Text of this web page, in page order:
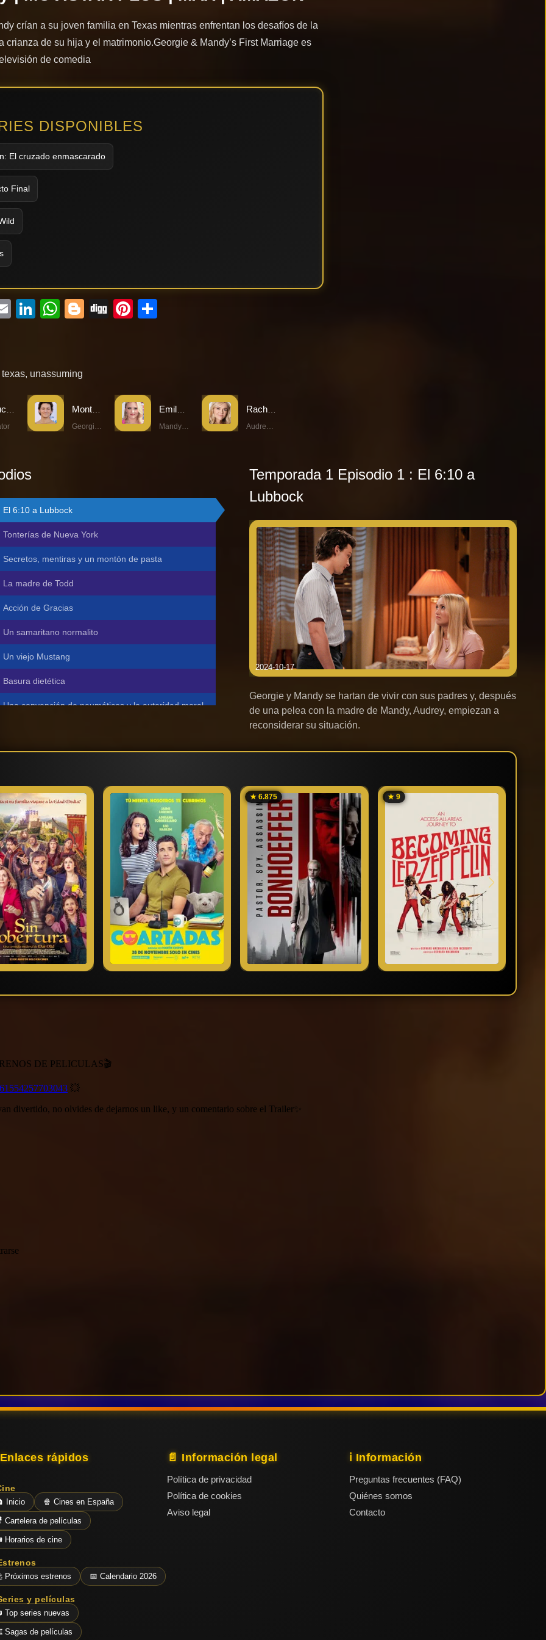
crían a su joven familia en Texas mientras enfrentan los desafíos de la
crianza de su hija y el matrimonio.Georgie & Mandy’s First Marriage es
de comedia
DISPONIBLES
El cruzado enmascarado
Final
EmailLinkedIn
WhatsApp
Blogger
DiggPinterest
texas, unassuming
Rachel Bay Jones
El 6:10 a Lubbock
Tonterías de Nueva York
Secretos, mentiras y un montón de pasta
La madre de Todd
Acción de Gracias
Un samaritano normalito
Un viejo Mustang
Basura dietética
Una convención de neumáticos y la autoridad moral
Trabajando para el enemigo
Talleres McAllister adora a las mujeres
Una casa de apuestas y una ruptura
La diosa de la tienda de música
Discusión sobre bebés
Dos idiotas en una moto
Paga la tele
Chivata contra moroso
A las mujeres les encanta el desalmuerzo
Botas de culpabilidad
Temporada 1 Episodio 1 : El 6:10 a
Lubbock
2024-10-17
Georgie y Mandy se hartan de vivir con sus padres y, después
de una pelea con la madre de Mandy, Audrey, empiezan a
reconsiderar su situación.
★ 6.875 ★ 9
rápidos
Inicio 🍿 Cines en España
Cartelera de películas
Horarios de cine
Próximos estrenos 📅 Calendario 2026
y películas
Top series nuevas
Sagas de películas
📄 Información legal
Política de privacidad
Política de cookies
Aviso legal
ℹ️ Información
Preguntas frecuentes (FAQ)
Quiénes somos
Contacto